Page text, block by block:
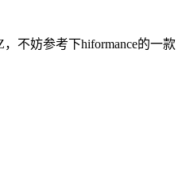
不妨参考下hiformance的一款